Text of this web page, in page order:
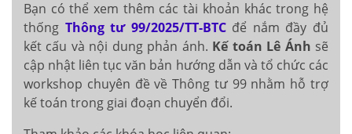
Bạn có thể xem thêm các tài khoản khác trong hệ
thống Thông tư 99/2025/TT-BTCđể nắm đầy đủ
kết cấu và nội dung phản ánh. Kế toán Lê Ánh sẽ
cập nhật liên tục văn bản hướng dẫn và tổ chức các
workshop chuyên đề về Thông tư 99 nhằm hỗ trợ
kế toán trong giai đoạn chuyển đổi.